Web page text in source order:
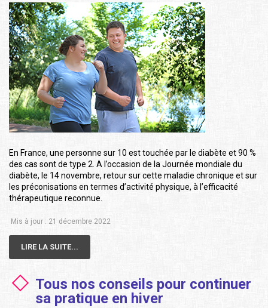
En France, une personne sur 10 est touchée par le diabète et 90 %
des cas sont de type 2. A l’occasion de la Journée mondiale du
diabète, le 14 novembre, retour sur cette maladie chronique et sur
les préconisations en termes d’activité physique, à l’efficacité
thérapeutique reconnue.
Mis à jour : 21 décembre 2022
LIRE LA SUITE...
Tous nos conseils pour continuer
sa pratique en hiver